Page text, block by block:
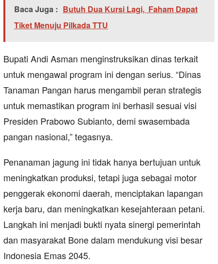
Baca Juga : Butuh Dua Kursi Lagi, Faham Dapat
Tiket Menuju Pilkada TTU
Bupati Andi Asman menginstruksikan dinas terkait
untuk mengawal program ini dengan serius. “Dinas
Tanaman Pangan harus mengambil peran strategis
untuk memastikan program ini berhasil sesuai visi
Presiden Prabowo Subianto, demi swasembada
pangan nasional,” tegasnya.
Penanaman jagung ini tidak hanya bertujuan untuk
meningkatkan produksi, tetapi juga sebagai motor
penggerak ekonomi daerah, menciptakan lapangan
kerja baru, dan meningkatkan kesejahteraan petani.
Langkah ini menjadi bukti nyata sinergi pemerintah
dan masyarakat Bone dalam mendukung visi besar
Indonesia Emas 2045.